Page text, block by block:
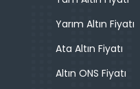
Yarım Altın Fiyatı
Ata Altın Fiyatı
Altın ONS Fiyatı